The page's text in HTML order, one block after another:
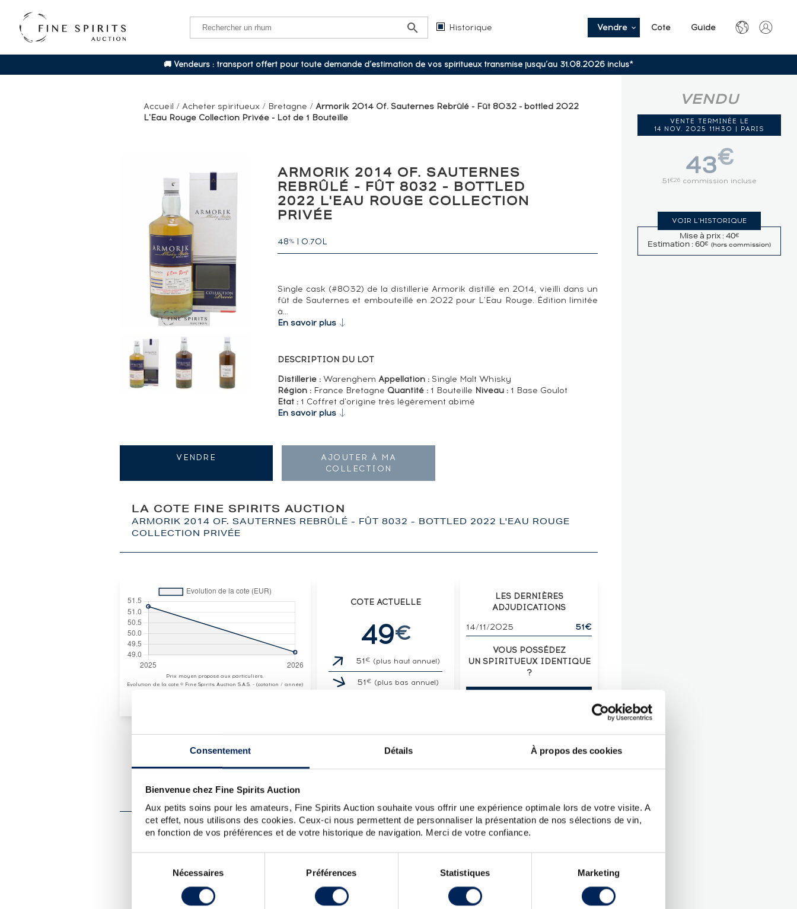
Consentement Détails À propos des cookies
Bienvenue chez Fine Spirits Auction
Aux petits soins pour les amateurs, Fine Spirits Auction souhaite vous offrir une expérience optimale lors de votre visite. A
cet effet, nous utilisons des cookies. Ceux-ci nous permettent de personnaliser la présentation de nos sélections de vin,
en fonction de vos préférences et de votre historique de navigation. Merci de votre confiance.
consentement
Nécessaires Préférences Statistiques Marketing
Historique Vendre Cote Guide
🚚 Vendeurs : transport offert pour toute demande d’estimation de vos spiritueux transmise jusqu’au 31.08.2026 inclus*
Accueil / Acheter spiritueux / Bretagne / Armorik 2014 Of. Sauternes Rebrûlé - Fût 8032 - bottled 2022
L'Eau Rouge Collection Privée - Lot de 1 Bouteille
ARMORIK 2014 OF. SAUTERNES
REBRÛLÉ - FÛT 8032 - BOTTLED
2022 L'EAU ROUGE COLLECTION
PRIVÉE
48% | 0.70L
Single cask (#8032) de la distillerie Armorik distillé en 2014, vieilli dans un
fût de Sauternes et embouteillé en 2022 pour L'Eau Rouge. Édition limitée
à…
En savoir plus
DESCRIPTION DU LOT
Distillerie :Warenghem Appellation :Single Malt Whisky
Région : France Bretagne Quantité :1 Bouteille Niveau :1 Base Goulot
Etat :1 Coffret d'origine très légèrement abimé
En savoir plus
LA COTE FINE SPIRITS AUCTION
ARMORIK 2014 OF. SAUTERNES REBRÛLÉ - FÛT 8032 - BOTTLED 2022 L'EAU ROUGE
COLLECTION PRIVÉE
Prix moyen proposé aux particuliers.
Evolution de la cote © Fine Spirits Auction S.A.S. - (cotation / année)
COTE ACTUELLE
49€
51€ (plus haut annuel)
51€ (plus bas annuel)
LES DERNIÈRES
ADJUDICATIONS
14/11/2025
51€
VOUS POSSÉDEZ
UN SPIRITUEUX IDENTIQUE
?
PRÉSENTATION DU LOT
COLLECTION PRIVÉE
LA CUVÉE
Single cask (#8032) de la distillerie Armorik distillé en 2014, vieilli dans
un fût de Sauternes et embouteillé en 2022 pour L'Eau Rouge. Édition
limitée à 311 bouteilles.
LA DISTILLERIE WARENGHEM
CARACTÉRISTIQUES
Distillerie :
Millesime :
Embouteilleur :
VENDU
VENTE TERMINÉE LE
14 NOV. 2025 11H30 | PARIS
43€
51€26commission incluse
VOIR L'HISTORIQUE
Mise à prix : 40€
Estimation : 60€ (hors commission)
VENDRE
AJOUTER À MA
COLLECTION